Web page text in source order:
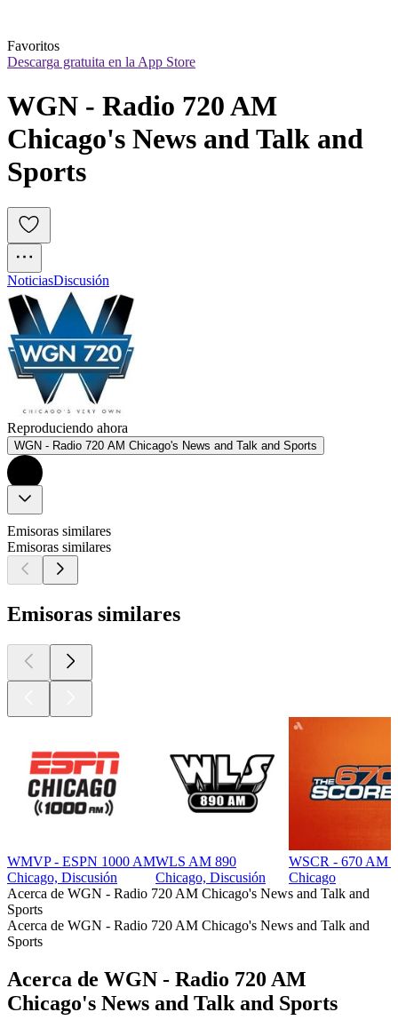
Favoritos
Descarga gratuita en la App Store
WGN - Radio 720 AM
Chicago's News and Talk and
Sports
NoticiasDiscusión
Reproduciendo ahora
WGN - Radio 720 AM Chicago's News and Talk and Sports
Emisoras similares
Emisoras similares
Emisoras similares
WMVP - ESPN 1000 AM
Chicago, Discusión
WLS AM 890
Chicago, Discusión
WSCR - 670 AM
Chicago
Acerca de WGN - Radio 720 AM Chicago's News and Talk and
Sports
Acerca de WGN - Radio 720 AM Chicago's News and Talk and
Sports
Acerca de WGN - Radio 720 AM
Chicago's News and Talk and Sports